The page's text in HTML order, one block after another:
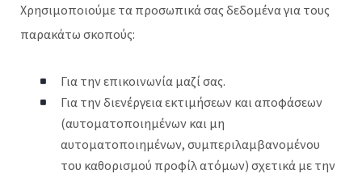
Χρησιμοποιούμε τα προσωπικά σας δεδομένα για τους
παρακάτω σκοπούς:
Για την επικοινωνία μαζί σας.
Για την διενέργεια εκτιμήσεων και αποφάσεων
(αυτοματοποιημένων και μη
αυτοματοποιημένων, συμπεριλαμβανομένου
του καθορισμού προφίλ ατόμων) σχετικά με την